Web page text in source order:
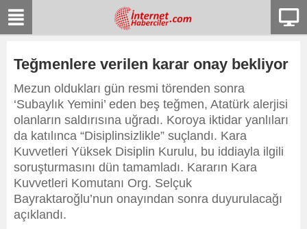
Teğmenlere verilen karar onay bekliyor
Mezun oldukları gün resmi törenden sonra
‘Subaylık Yemini’ eden beş teğmen, Atatürk alerjisi
olanların saldırısına uğradı. Koroya iktidar yanlıları
da katılınca “Disiplinsizlikle” suçlandı. Kara
Kuvvetleri Yüksek Disiplin Kurulu, bu iddiayla ilgili
soruşturmasını dün tamamladı. Kararın Kara
Kuvvetleri Komutanı Org. Selçuk
Bayraktaroğlu’nun onayından sonra duyurulacağı
açıklandı.